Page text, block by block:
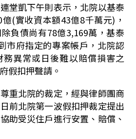
堂凱下午則表示，北院以基泰
(實收資本額43億8千萬元)，
負債尚有78億3,169萬，基泰
市府指定的專案帳戶，北院認
異常或日後難以賠償損害之
假扣押聲請。
重北院的裁定，經與律師團商
前北院第一波假扣押裁定提出
助受災住戶進行安置、賠償、